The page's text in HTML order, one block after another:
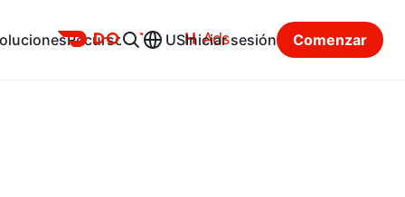
Ads
Recursos USIniciar sesión Comenzar